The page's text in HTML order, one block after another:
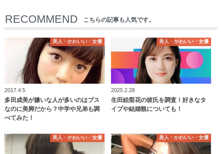
RECOMMEND こちらの記事も人気です。
美人・かわいい・女優
2017.4.5
多田成美が嫌いな人が多いのはブス
なのに美脚だから？中学や兄弟も調
べてみた！
美人・かわいい・女優
2025.2.28
生田絵梨花の彼氏を調査！好きなタ
イプや結婚観についても！
美人・かわいい・女優 美人・かわいい・女優